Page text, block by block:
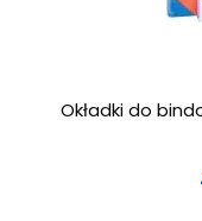
Okładki do